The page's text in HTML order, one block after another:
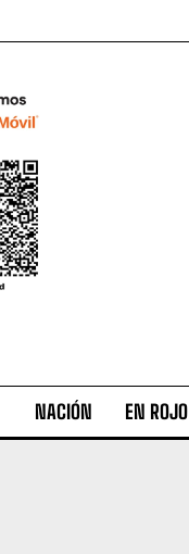
NACIÓN EN ROJO